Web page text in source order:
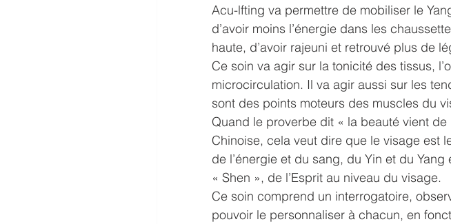
Acu-lfting va permettre de mobiliser le
d’avoir moins l’énergie dans les
haute, d’avoir rajeuni et retrouvé plus de
Ce soin va agir sur la tonicité des tissus,
microcirculation. Il va agir aussi sur les
sont des points moteurs des muscles du
Quand le proverbe dit « la beauté vient de
Chinoise, cela veut dire que le visage est
de l’énergie et du sang, du Yin et du
« Shen », de l’Esprit au niveau du visage.
Ce soin comprend un interrogatoire,
pouvoir le personnaliser à chacun, en